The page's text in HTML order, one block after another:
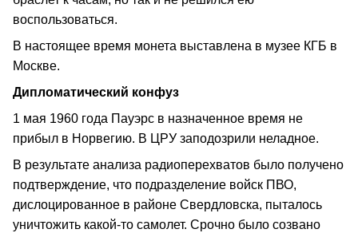
воспользоваться.
В настоящее время монета выставлена в музее КГБ в
Москве.
Дипломатический конфуз
1 мая 1960 года Пауэрс в назначенное время не
прибыл в Норвегию. В ЦРУ заподозрили неладное.
В результате анализа радиоперехватов было получено
подтверждение, что подразделение войск ПВО,
дислоцированное в районе Свердловска, пыталось
уничтожить какой-то самолет. Срочно было созвано